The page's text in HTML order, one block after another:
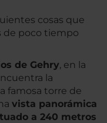
cosas que
de poco tiempo
de Gehry, en la
la
famosa torre de
vista panorámica
a 240 metros